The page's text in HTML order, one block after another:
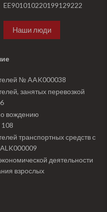
EE901010220199129222
Hаши люди
№ AAK000038
занятых перевозкой
вождению
транспортных средств с
деятельности
взрослых